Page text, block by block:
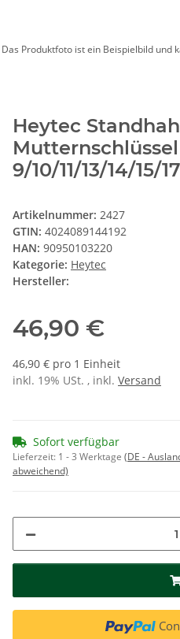
Das Produktfoto ist ein Beispielbild und
Heytec
9/10/11/13/14/15/
Artikelnummer: 2427
GTIN: 4024089144192
HAN: 90950103220
Kategorie: Heytec
Hersteller:
46,90 €
46,90 € pro 1 Einheit
inkl. 19% USt. , inkl. Versand
Sofort verfügbar
Lieferzeit: 1 - 3 Werktage (DE -
abweichend)